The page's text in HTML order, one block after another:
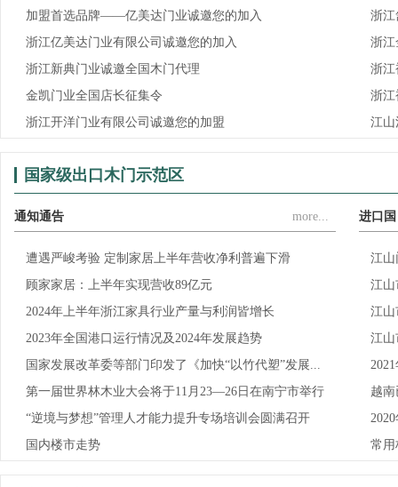
加盟首选品牌——亿美达门业诚邀您的加入
浙江亿美达门业有限公司诚邀您的加入
浙江新典门业诚邀全国木门代理
金凯门业全国店长征集令
浙江开洋门业有限公司诚邀您的加盟
浙江
浙江
浙江
浙江
江山
国家级出口木门示范区
通知通告 more...
遭遇严峻考验 定制家居上半年营收净利普遍下滑
顾家家居：上半年实现营收89亿元
2024年上半年浙江家具行业产量与利润皆增长
2023年全国港口运行情况及2024年发展趋势
国家发展改革委等部门印发了《加快“以竹代塑”发展...
第一届世界林木业大会将于11月23—26日在南宁市举行
“逆境与梦想”管理人才能力提升专场培训会圆满召开
国内楼市走势
进口
江山
江山
江山
江山
越
常用